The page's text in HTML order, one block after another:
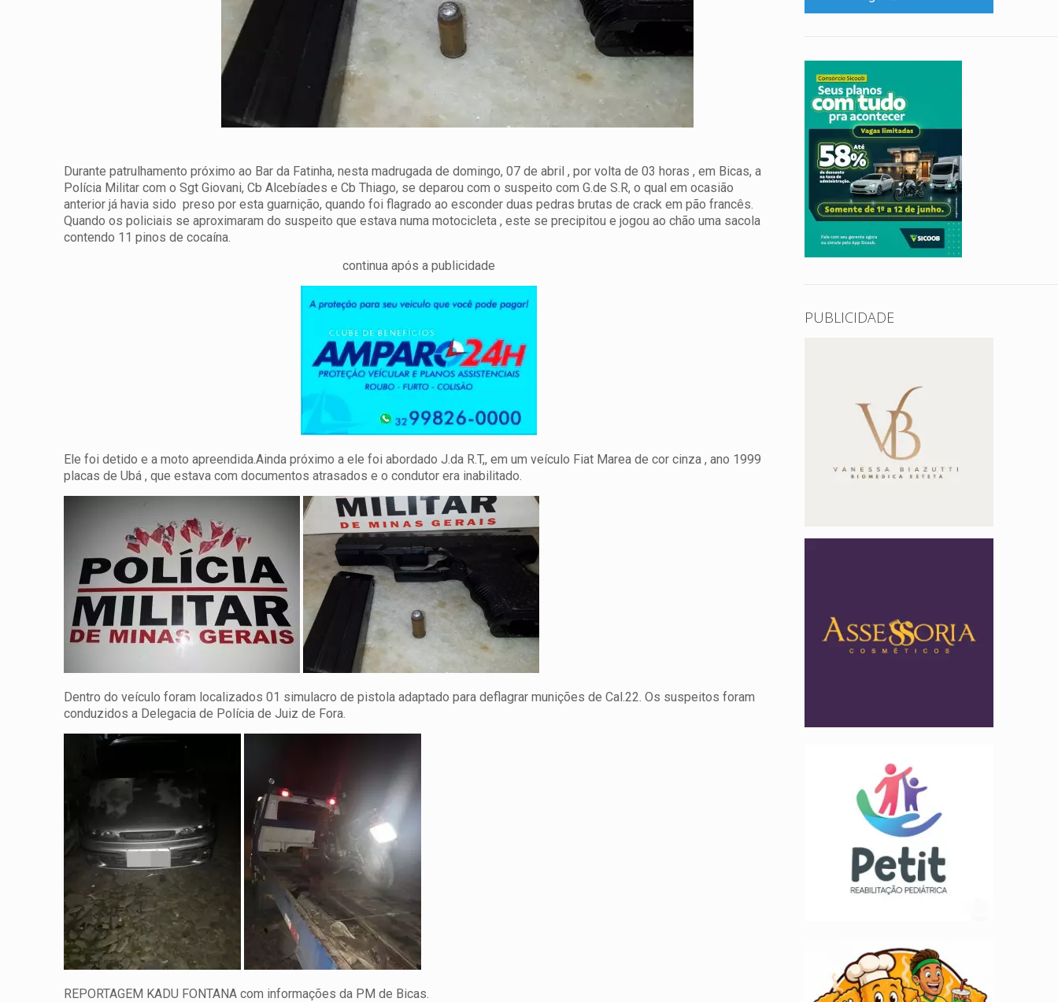
Durante patrulhamento próximo ao Bar da Fatinha, nesta madrugada de domingo, 07 de abril , por volta de 03 horas , em Bicas, a
Polícia Militar com o Sgt Giovani, Cb Alcebíades e Cb Thiago, se deparou com o suspeito com G.de S.R, o qual em ocasião
anterior já havia sido preso por esta guarnição, quando foi flagrado ao esconder duas pedras brutas de crack em pão francês.
Quando os policiais se aproximaram do suspeito que estava numa motocicleta , este se precipitou e jogou ao chão uma sacola
contendo 11 pinos de cocaína.
continua após a publicidade
Ele foi detido e a moto apreendida.Ainda próximo a ele foi abordado J.da R.T,, em um veículo Fiat Marea de cor cinza , ano 1999
placas de Ubá , que estava com documentos atrasados e o condutor era inabilitado.
Dentro do veículo foram localizados 01 simulacro de pistola adaptado para deflagrar munições de Cal.22. Os suspeitos foram
conduzidos a Delegacia de Polícia de Juiz de Fora.
REPORTAGEM KADU FONTANA com informações da PM de Bicas.
PUBLICIDADE